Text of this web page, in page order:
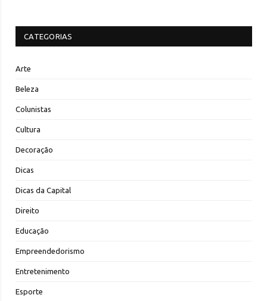
CATEGORIAS
Arte
Beleza
Colunistas
Cultura
Decoração
Dicas
Dicas da Capital
Direito
Educação
Empreendedorismo
Entretenimento
Esporte